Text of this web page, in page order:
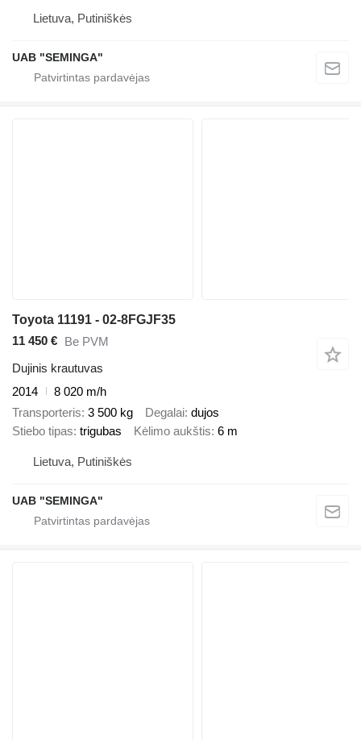
Lietuva, Putiniškės
UAB "SEMINGA"
Toyota 11191 - 02-8FGJF35
11 450 € Be PVM
Dujinis krautuvas
2014
8 020 m/h
Transporteris 3 500 kg Degalai dujos
Stiebo tipas trigubas Kėlimo aukštis 6 m
Lietuva, Putiniškės
UAB "SEMINGA"